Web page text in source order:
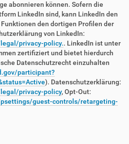
abonnieren können. Sofern die
LinkedIn sind, kann LinkedIn den
den dortigen Profilen der
von LinkedIn:
privacy-policy.. LinkedIn ist unter
zertifiziert und bietet hierdurch
Datenschutzrecht einzuhalten
participant?
). Datenschutzerklärung:
privacy-policy, Opt-Out:
guest-controls/retargeting-